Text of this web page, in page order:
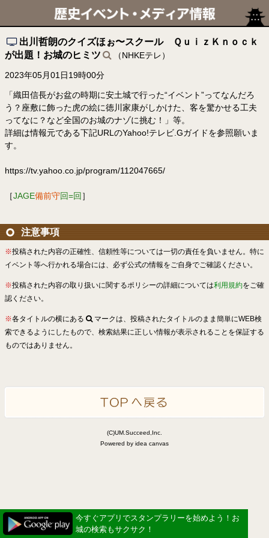
出川哲朗のクイズほぉ〜スクール ＱｕｉｚＫｎｏｃｋ
が出題！お城のヒミツ
（NHKEテレ）
2023年05月01日19時00分
「織田信長がお盆の時期に安土城で行った“イベント”ってなんだろ
う？座敷に飾った虎の絵に徳川家康がしかけた、客を驚かせる工夫
ってなに？など全国のお城のナゾに挑む！」等。
詳細は情報元である下記URLのYahoo!テレビ.Gガイドを参照願いま
す。
https://tv.yahoo.co.jp/program/112047665/
［JAGE備前守回=回 ］
注意事項
※投稿された内容の正確性、信頼性等については一切の責任を負いません。特に
イベント等へ行かれる場合には、必ず公式の情報をご自身でご確認ください。
※投稿された内容の取り扱いに関するポリシーの詳細については利用規約をご確
認ください。
※各タイトルの横にある
マークは、投稿されたタイトルのまま簡単にWEB検
索できるようにしたもので、検索結果に正しい情報が表示されることを保証する
ものではありません。
(C)UM.Succeed,Inc.
Powered by idea canvas
今すぐアプリでスタンプラリーを始めよう！お
城の検索もサクサク！